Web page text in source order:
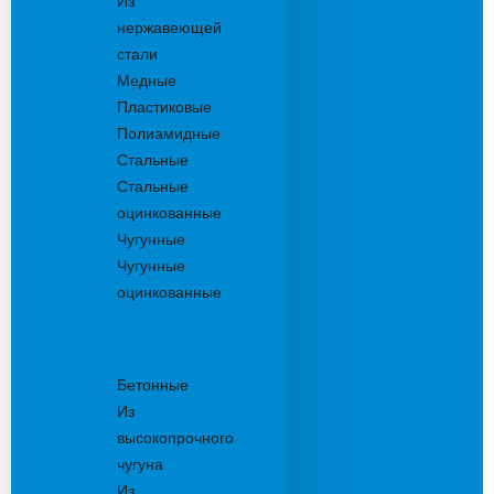
нержавеющей
стали
Медные
Пластиковые
Полиамидные
Стальные
Стальные
оцинкованные
Чугунные
Чугунные
оцинкованные
Бетонные
Из
высокопрочного
чугуна